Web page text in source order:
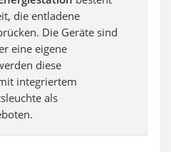
die entladene
Die Geräte sind
eine eigene
diese
integriertem
als